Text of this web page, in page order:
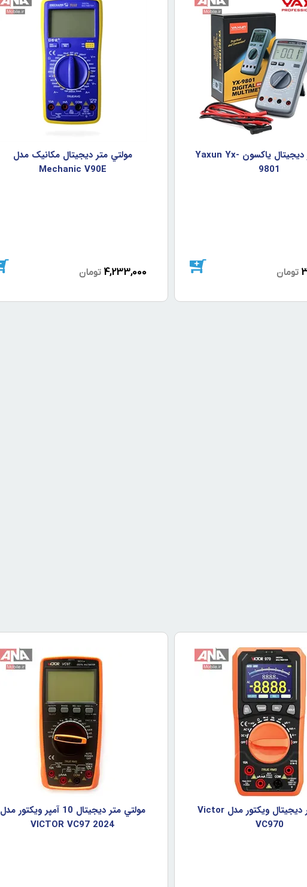
مولتي متر ديجيتال ياکسون Yaxun Yx-
9801
تومان
مولتي متر ديجيتال مکانيک مدل
Mechanic V90E
4,233,000 تومان
مولتي متر ديجيتال ويکتور مدل Victor
VC970
مولتي متر ديجيتال 10 آمپر ويکتور مدل
VICTOR VC97 2024